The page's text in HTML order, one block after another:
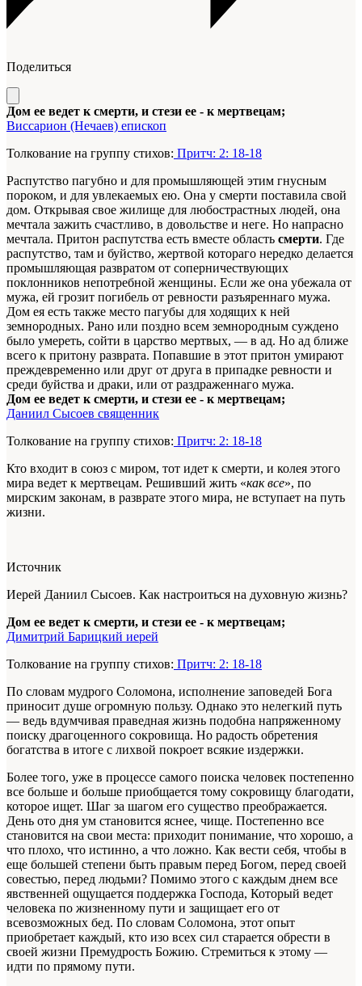
Поделиться
Дом ее ведет к смерти, и стези ее - к мертвецам;
Виссарион (Нечаев) епископ
Толкование на группу стихов: Притч: 2: 18-18
Распутство пагубно и для промышляющей этим гнусным
пороком, и для увлекаемых ею. Она у смерти поставила свой
дом. Открывая свое жилище для любострастных людей, она
мечтала зажить счастливо, в довольстве и неге. Но напрасно
мечтала. Притон распутства есть вместе область смерти. Где
распутство, там и буйство, жертвой котораго нередко делается
промышляющая развратом от соперничествующих
поклонников непотребной женщины. Если же она убежала от
мужа, ей грозит погибель от ревности разъяреннаго мужа.
Дом ея есть также место пагубы для ходящих к ней
земнородных. Рано или поздно всем земнородным суждено
было умереть, сойти в царство мертвых, — в ад. Но ад ближе
всего к притону разврата. Попавшие в этот притон умирают
преждевременно или друг от друга в припадке ревности и
среди буйства и драки, или от раздраженнаго мужа.
Дом ее ведет к смерти, и стези ее - к мертвецам;
Даниил Сысоев священник
Толкование на группу стихов: Притч: 2: 18-18
Кто входит в союз с миром, тот идет к смерти, и колея этого
мира ведет к мертвецам. Решивший жить «как все», по
мирским законам, в разврате этого мира, не вступает на путь
жизни.
Источник
Иерей Даниил Сысоев. Как настроиться на духовную жизнь?
Дом ее ведет к смерти, и стези ее - к мертвецам;
Димитрий Барицкий иерей
Толкование на группу стихов: Притч: 2: 18-18
По словам мудрого Соломона, исполнение за­поведей Бога
приносит душе огромную поль­зу. Однако это нелегкий путь
— ведь вдумчи­вая праведная жизнь подобна напряженному
поиску драгоценного сокровища. Но радость обретения
богатства в итоге с лихвой покроет всякие издержки.
Более того, уже в процессе самого поиска человек постепенно
все больше и больше при­общается тому сокровищу благодати,
которое ищет. Шаг за шагом его существо преобража­ется.
День ото дня ум становится яснее, чи­ще. Постепенно все
становится на свои места: приходит понимание, что хорошо, а
что плохо, что истинно, а что ложно. Как вести себя, что­бы в
еще большей степени быть правым перед Богом, перед своей
совестью, перед людьми? Помимо этого с каждым днем все
явственней ощущается поддержка Господа, Который ве­дет
человека по жизненному пути и защища­ет его от
всевозможных бед. По словам Соло­мона, этот опыт
приобретает каждый, кто изо всех сил старается обрести в
своей жизни Пре­мудрость Божию. Стремиться к этому —
идти по прямому пути.